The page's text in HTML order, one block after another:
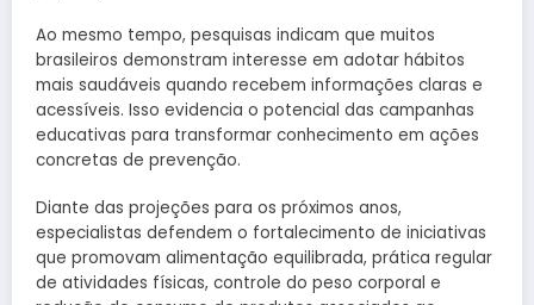
Ao mesmo tempo, pesquisas indicam que muitos
brasileiros demonstram interesse em adotar hábitos
mais saudáveis quando recebem informações claras e
acessíveis. Isso evidencia o potencial das campanhas
educativas para transformar conhecimento em ações
concretas de prevenção.
Diante das projeções para os próximos anos,
especialistas defendem o fortalecimento de iniciativas
que promovam alimentação equilibrada, prática regular
de atividades físicas, controle do peso corporal e